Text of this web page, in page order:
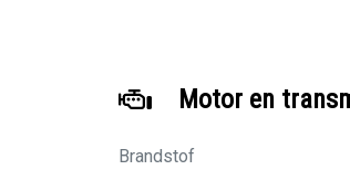
Motor en
Brandstof